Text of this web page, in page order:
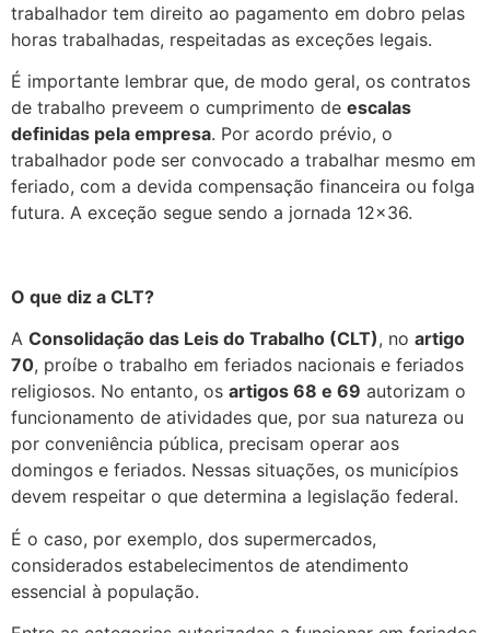
trabalhador tem direito ao pagamento em dobro pelas
horas trabalhadas, respeitadas as exceções legais.
É importante lembrar que, de modo geral, os contratos
de trabalho preveem o cumprimento de escalas
definidas pela empresa. Por acordo prévio, o
trabalhador pode ser convocado a trabalhar mesmo em
feriado, com a devida compensação financeira ou folga
futura. A exceção segue sendo a jornada 12×36.
O que diz a CLT?
A Consolidação das Leis do Trabalho (CLT), no artigo
70, proíbe o trabalho em feriados nacionais e feriados
religiosos. No entanto, os artigos 68 e 69 autorizam o
funcionamento de atividades que, por sua natureza ou
por conveniência pública, precisam operar aos
domingos e feriados. Nessas situações, os municípios
devem respeitar o que determina a legislação federal.
É o caso, por exemplo, dos supermercados,
considerados estabelecimentos de atendimento
essencial à população.